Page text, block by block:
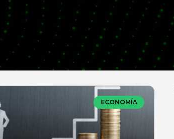
ECONOMÍA